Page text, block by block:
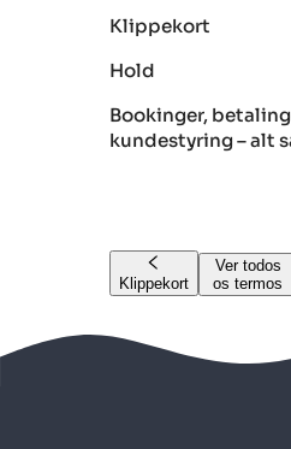
Klippekort
Hold
Bookinger,
kundestyring – alt
Klippekort
Ver todos
os termos